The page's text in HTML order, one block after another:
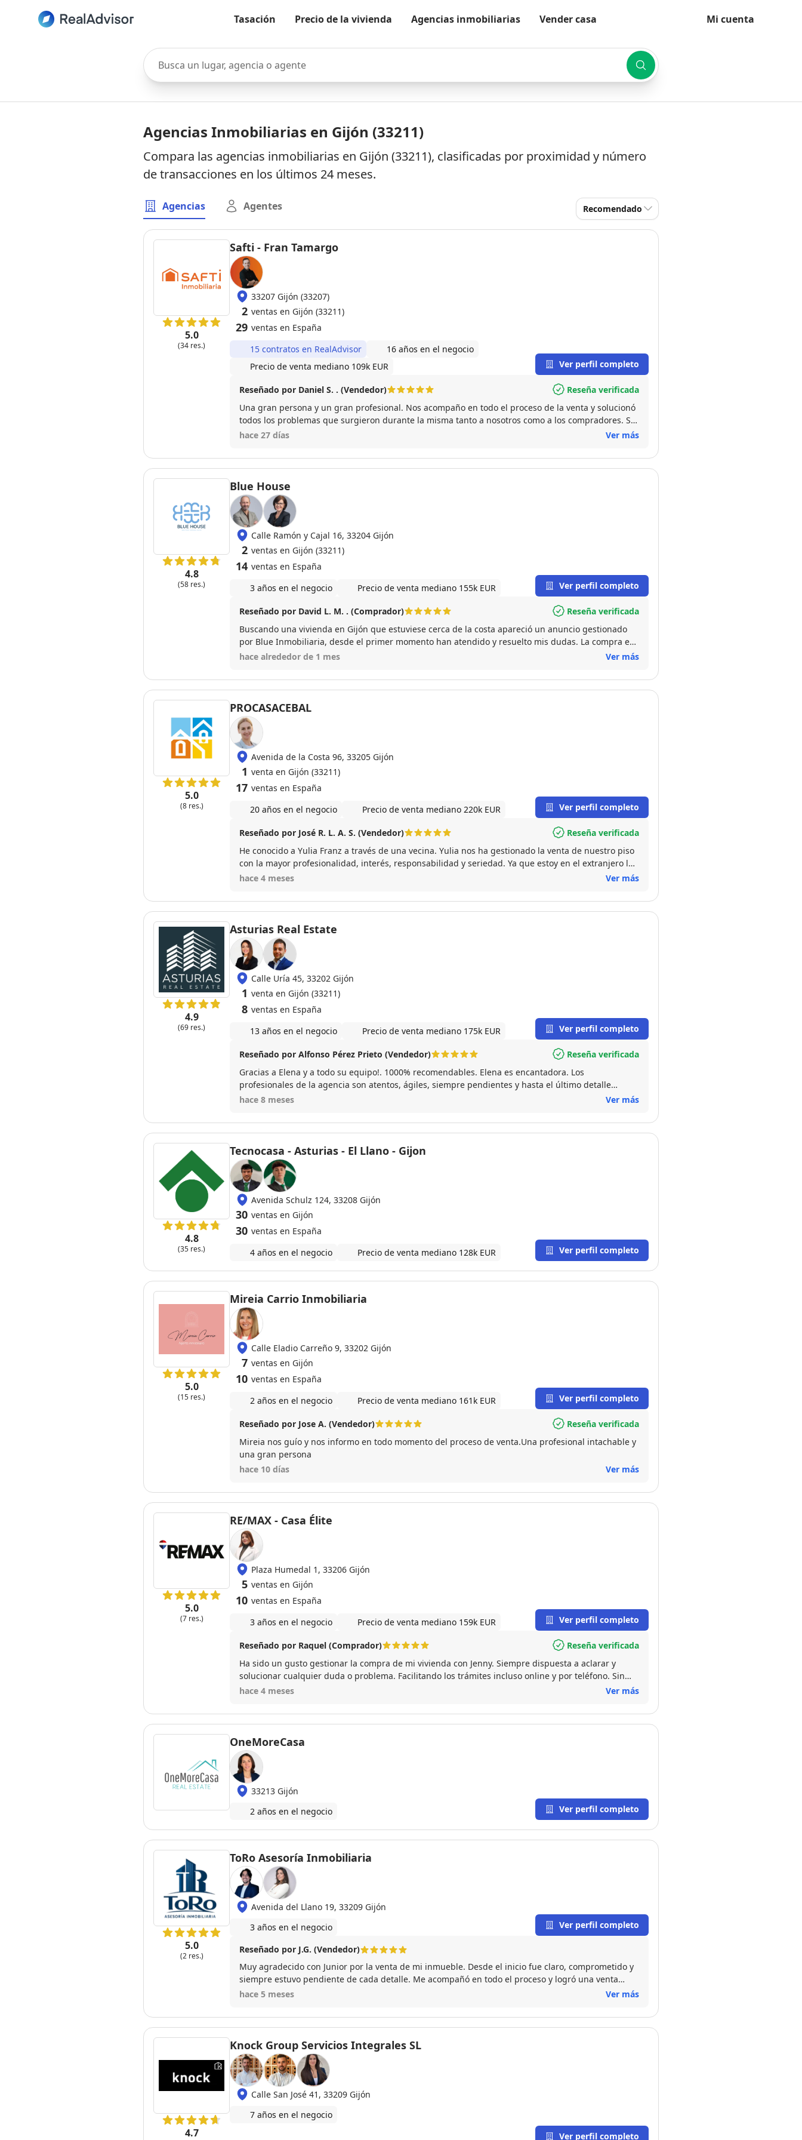
Tasación Precio de la vivienda Agencias inmobiliarias Vender casa Mi cuenta
Busca un lugar, agencia o agente
Agencias Inmobiliarias en Gijón (33211)
Compara las agencias inmobiliarias en Gijón (33211), clasificadas por proximidad y número
de transacciones en los últimos 24 meses.
Agencias Agentes Recomendado
5.0
(34 res.)
Safti - Fran Tamargo
33207 Gijón (33207)
2 ventas en Gijón (33211)
29 ventas en España
15 contratos en RealAdvisor
16 años en el negocio
Precio de venta mediano 109k EUR
Ver perfil completo
Reseñado por Daniel S. . (Vendedor)
Reseña verificada
Una gran persona y un gran profesional. Nos acompaño en todo el proceso de la venta y solucionó
todos los problemas que surgieron durante la misma tanto a nosotros como a los compradores. Sin
duda volvería a confiar en sus servicios en todas las ocasiones.
hace 27 días Ver más
4.8
(58 res.)
Blue House
Calle Ramón y Cajal 16, 33204 Gijón
2 ventas en Gijón (33211)
14 ventas en España
3 años en el negocio
Precio de venta mediano 155k EUR Ver perfil completo
Reseñado por David L. M. . (Comprador)
Reseña verificada
Buscando una vivienda en Gijón que estuviese cerca de la costa apareció un anuncio gestionado
por Blue Inmobiliaria, desde el primer momento han atendido y resuelto mis dudas. La compra es
de una vivienda en nuda propiedad, y desde mi punto de vista han atendido los intereses tanto de
limitado de viviendas al mismo tiempo y eso facilita mucho todo, me parece una forma eficiente de
hacer este tipo de operaciones. Los recomiendo.
hace alrededor de 1 mes Ver más
5.0
(8 res.)
PROCASACEBAL
Avenida de la Costa 96, 33205 Gijón
1 venta en Gijón (33211)
17 ventas en España
20 años en el negocio
Precio de venta mediano 220k EUR Ver perfil completo
Reseñado por José R. L. A. S. (Vendedor)
Reseña verificada
He conocido a Yulia Franz a través de una vecina. Yulia nos ha gestionado la venta de nuestro piso
con la mayor profesionalidad, interés, responsabilidad y seriedad. Ya que estoy en el extranjero la
venta precisó bastante más gestiones que una venta nacional. Todo ha sido resuelto
hace 4 meses Ver más
4.9
(69 res.)
Asturias Real Estate
Calle Uría 45, 33202 Gijón
1 venta en Gijón (33211)
8 ventas en España
13 años en el negocio
Precio de venta mediano 175k EUR Ver perfil completo
Reseñado por Alfonso Pérez Prieto (Vendedor)
Reseña verificada
Gracias a Elena y a todo su equipo!. 1000% recomendables. Elena es encantadora. Los
profesionales de la agencia son atentos, ágiles, siempre pendientes y hasta el último detalle
controlado. Así da gusto, muchas gracias de corazón
hace 8 meses Ver más
4.8
(35 res.)
Tecnocasa - Asturias - El Llano - Gijon
Avenida Schulz 124, 33208 Gijón
30 ventas en Gijón
30 ventas en España
4 años en el negocio
Precio de venta mediano 128k EUR Ver perfil completo
5.0
(15 res.)
Mireia Carrio Inmobiliaria
Calle Eladio Carreño 9, 33202 Gijón
7 ventas en Gijón
10 ventas en España
2 años en el negocio
Precio de venta mediano 161k EUR Ver perfil completo
Reseñado por Jose A. (Vendedor)
Reseña verificada
Mireia nos guío y nos informo en todo momento del proceso de venta.Una profesional intachable y
una gran persona
hace 10 días
Ver más
5.0
(7 res.)
RE/MAX - Casa Élite
Plaza Humedal 1, 33206 Gijón
5 ventas en Gijón
10 ventas en España
3 años en el negocio
Precio de venta mediano 159k EUR Ver perfil completo
Reseñado por Raquel (Comprador)
Reseña verificada
Ha sido un gusto gestionar la compra de mi vivienda con Jenny. Siempre dispuesta a aclarar y
solucionar cualquier duda o problema. Facilitando los trámites incluso online y por teléfono. Sin
duda repetiría con ella.
hace 4 meses Ver más
OneMoreCasa
33213 Gijón
2 años en el negocio
Ver perfil completo
5.0
(2 res.)
ToRo Asesoría Inmobiliaria
Avenida del Llano 19, 33209 Gijón
3 años en el negocio
Ver perfil completo
Reseñado por J.G. (Vendedor)
Muy agradecido con Junior por la venta de mi inmueble. Desde el inicio fue claro, comprometido y
siempre estuvo pendiente de cada detalle. Me acompañó en todo el proceso y logró una venta
rápida y en muy buenas condiciones. Sin duda, lo recomiendo por su profesionalismo y excelente
hace 5 meses Ver más
4.7
Knock Group Servicios Integrales SL
Calle San José 41, 33209 Gijón
7 años en el negocio
Ver perfil completo